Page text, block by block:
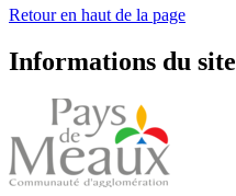
Retour en haut de la page
Informations du site